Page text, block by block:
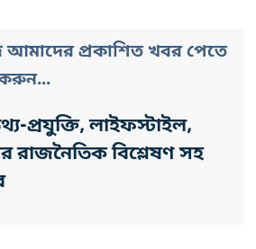
প্রকাশিত খবর পেতে
করুন...
প্রযুক্তি, লাইফস্টাইল,
রাজনৈতিক বিশ্লেষণ সহ